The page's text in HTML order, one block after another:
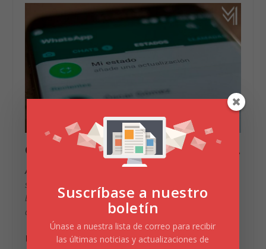
CON RESPECTO A LOS ANUNCIOS…
Asimismo, WhatsApp
sus estados en formatos de textos, vídeos o fotos; ahora
bien, la duración que va a tener estos anuncios van hacer
de 24 horas y luego desaparecen.
UN DATO IMPORTANTE
Suscríbase a nuestro
boletín
Únase a nuestra lista de correo para recibir
las últimas noticias y actualizaciones de